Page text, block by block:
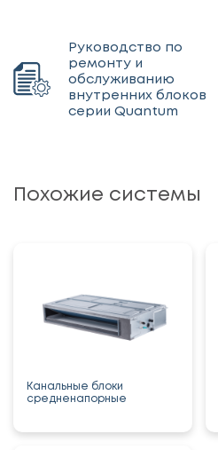
Руководство по
ремонту и
обслуживанию
внутренних блоков
серии Quantum
Похожие системы
Канальные блоки
средненапорные